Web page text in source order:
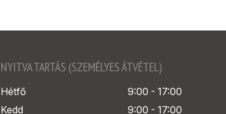
NYITVA TARTÁS (SZEMÉLYES ÁTVÉTEL)
Hétfő
9:00 - 17:00
Kedd
9:00 - 17:00